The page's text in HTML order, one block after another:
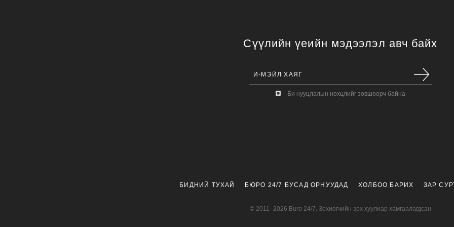
Сүүлийн үеийн мэдээлэл авч байх
Би нууцлалын нөхцлийг зөвшөөрч байна
БИДНИЙ ТУХАЙ БЮРО 24/7 БУСАД ОРНУУДАД ХОЛБОО БАРИХ ЗАР
© 2011–2026 Buro 24/7. Зохиогчийн эрх хуулиар хамгаалагдсан